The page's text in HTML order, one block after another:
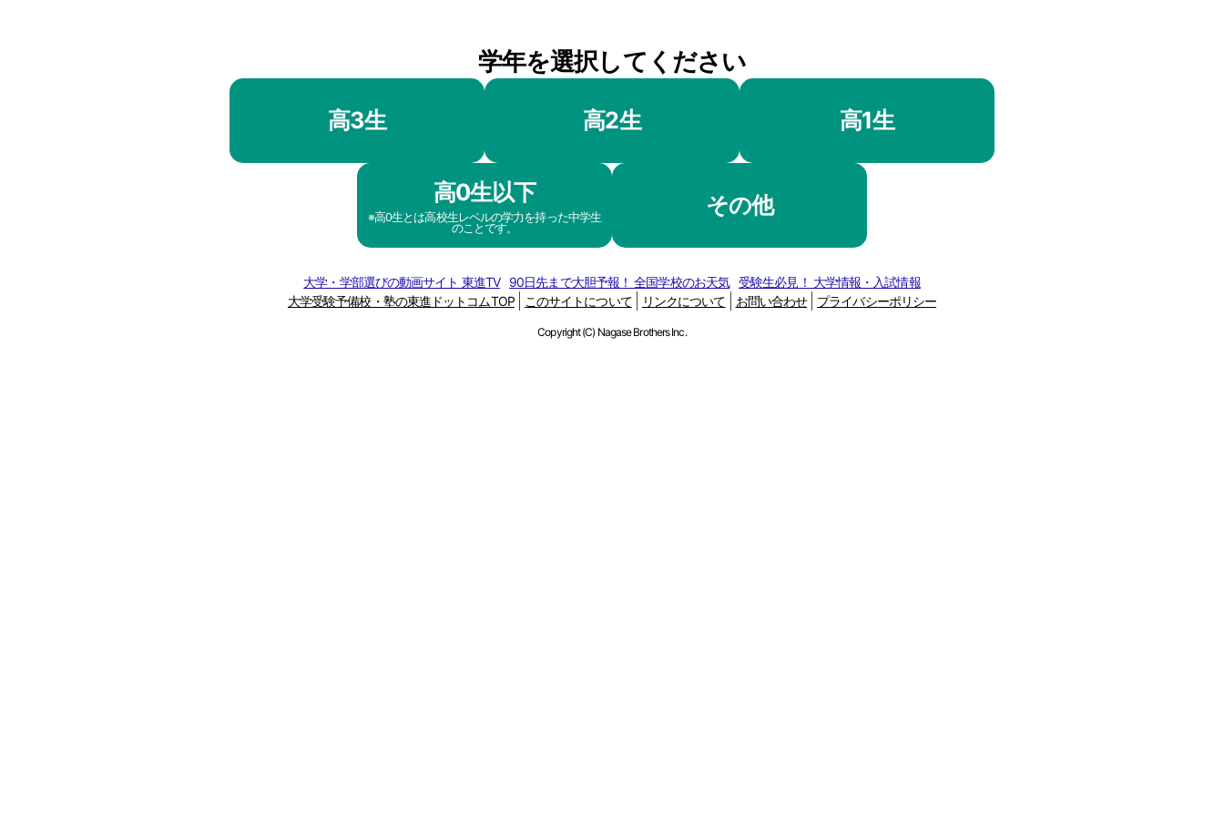
学年を選択してください
高3生 高2生 高1生
高0生以下
※高0生とは高校生レベルの学力を持った中学生
のことです。
その他
大学・学部選びの動画サイト 東進TV 90日先まで大胆予報！ 全国学校のお天気 受験生必見！ 大学情報・入試情報
大学受験予備校・塾の東進ドットコムTOP
このサイトについて リンクについて お問い合わせ プライバシーポリシー
Copyright (C) Nagase Brothers Inc.